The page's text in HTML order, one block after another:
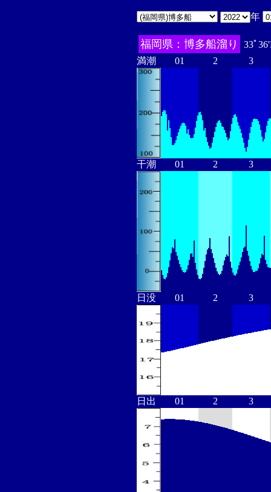
年
福岡県：博多船溜り
33ﾟ
満潮
01 2 3
干潮 01 2 3
日没 01 2 3
日出 01 2 3